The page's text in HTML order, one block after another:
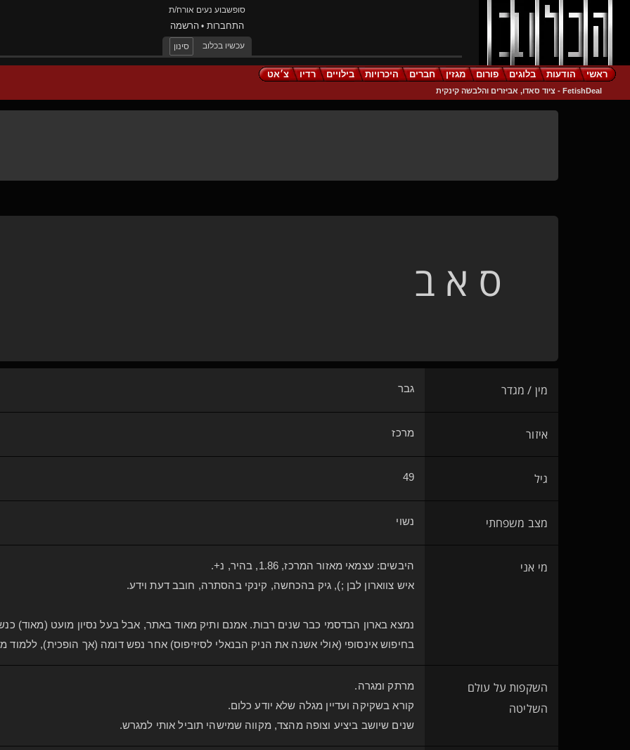
סופשבוע נעים אורח/ת
התחברות•הרשמה
עכשיו בכלוב סינון
ראשי הודעות בלוגים פורום מגזין חברים היכרויות בילויים רדיו צ׳אט
FetishDeal - ציוד סאדו, אביזרים והלבשה קינקית
ס א ב
מין / מגדר גבר
איזור מרכז
גיל 49
מצב משפחתי נשוי
מי אני
היבשים: עצמאי מאזור המרכז, 1.86, בהיר, נ+.
איש צווארון לבן ;), גיק בהכחשה, קינקי בהסתרה, חובב דעת וידע.
נמצא בארון הבדסמי כבר שנים רבות. אמנם ותיק מאוד באתר, אבל בעל נסיון מועט (מאוד)
בחיפוש אינסופי (אולי אשנה את הניק הבנאלי לסיזיפוס) אחר נפש דומה (אך הופכית),
השקפות על עולם
השליטה
מרתק ומגרה.
קורא בשקיקה ועדיין מגלה שלא יודע כלום.
שנים שיושב ביציע וצופה מהצד, מקווה שמישהי תוביל אותי למגרש.